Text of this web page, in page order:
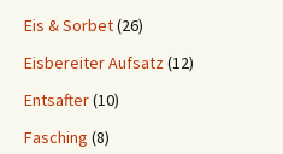
Eis & Sorbet(26)
Eisbereiter Aufsatz(12)
Entsafter(10)
Fasching (8)